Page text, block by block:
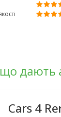
що
Cars 4